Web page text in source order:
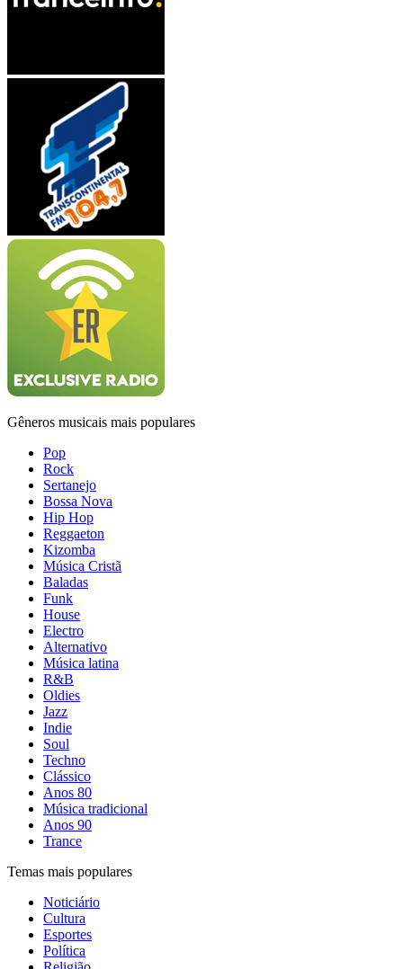
Gêneros musicais mais populares
Pop
Rock
Sertanejo
Bossa Nova
Hip Hop
Reggaeton
Kizomba
Música Cristã
Baladas
Funk
House
Electro
Alternativo
Música latina
R&B
Oldies
Jazz
Indie
Soul
Techno
Clássico
Anos 80
Música tradicional
Anos 90
Trance
Temas mais populares
Noticiário
Cultura
Esportes
Política